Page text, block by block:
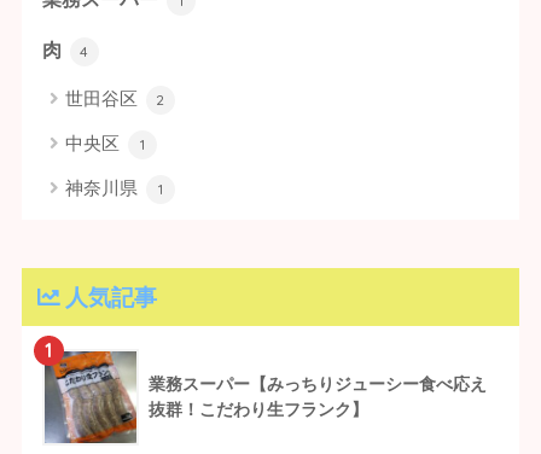
肉 4
世田谷区 2
中央区 1
神奈川県 1
人気記事
1
業務スーパー【みっちりジューシー食べ応え
抜群！こだわり生フランク】